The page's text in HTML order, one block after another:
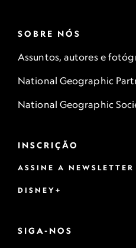
SOBRE NÓS
Assuntos, autores e
National Geographic
National Geographic
INSCRIÇÃO
ASSINE A NEWSLETTER
DISNEY+
SIGA-NOS